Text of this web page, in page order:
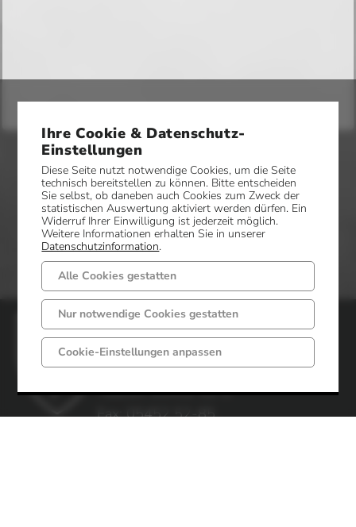
Gemeinde Mettingen
Markt 6 - 8
49497 Mettingen
Telefon: 05452 52-0
Fax: 05452 52-85
Ihre Cookie & Datenschutz-
Einstellungen
Diese Seite nutzt notwendige Cookies, um die Seite
technisch bereitstellen zu können. Bitte entscheiden
Sie selbst, ob daneben auch Cookies zum Zweck der
statistischen Auswertung aktiviert werden dürfen. Ein
Widerruf Ihrer Einwilligung ist jederzeit möglich.
Weitere Informationen erhalten Sie in unserer
Datenschutzinformation.
Alle Cookies gestatten
Nur notwendige Cookies gestatten
Cookie-Einstellungen anpassen